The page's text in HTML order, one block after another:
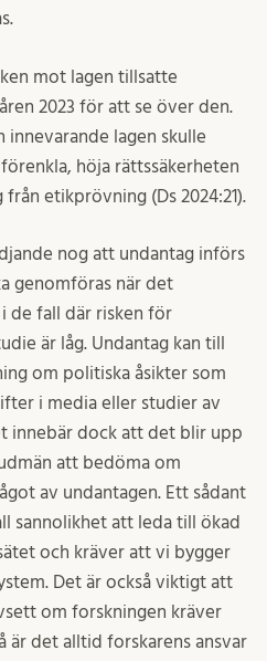
mot lagen tillsatte
2023 för att se över den.
lagen skulle
höja rättssäkerheten
etikprövning (Ds 2024:21).
nog att undantag införs
genomföras när det
de fall där risken för
är låg. Undantag kan till
om politiska åsikter som
i media eller studier av
innebär dock att det blir upp
att bedöma om
av undantagen. Ett sådant
sannolikhet att leda till ökad
och kräver att vi bygger
Det är också viktigt att
om forskningen kräver
är det alltid forskarens ansvar